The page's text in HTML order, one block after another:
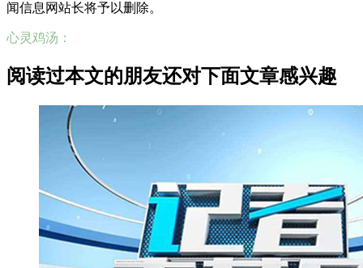
闻信息网站长将予以删除。
心灵鸡汤：
阅读过本文的朋友还对下面文章感兴趣